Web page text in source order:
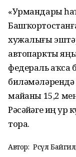
«Урмандарҙы
хужалығы
автопаркты
федераль аҡса
майҙаны 15,2
Рәсәйҙәге иң
тора.
Автор: Рәсүл